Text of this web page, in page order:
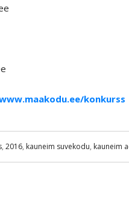
konkurss
, 2016, kauneim suvekodu, kauneim